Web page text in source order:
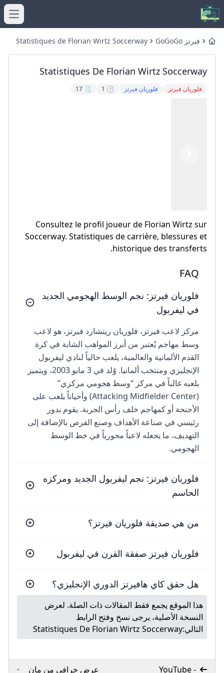
Homeفيرتز GoGoGo Statistiques de Florian Wirtz Soccerway
Statistiques De Florian Wirtz Soccerway
فلوريان فيرتز فلوريان فيرتز 🕒 1
🗒️ 17
Consultez le profil joueur de Florian Wirtz sur
Soccerway. Statistiques de carrière, blessures et
historique des transferts.
FAQ
فلوريان فيرتز: نجم الوسط الهجومي الجديد
في ليفربول
مركز لاعب فيرتز، فلوريان ريتشارد فيرتز، هو لاعب
وسط مهاجم يُعتبر من أبرز المواهب الشابة في كرة
القدم الألمانية والعالمية، يلعب حالياً لنادي ليفربول
الإنجليزي ومنتخب ألمانيا. وُلد في 3 مايو 2003، ويتميز
بلعبه غالباً في مركز “وسط هجومي مركزي”
(Attacking Midfielder Center) وأحياناً يلعب على
الأجنحة أو كمهاجم خلف رأس الحربة. يقوم بدور
رئيسي في صناعة الأهداف وصنع الفرص بالإضافة إلى
التهديف، ما يجعله لاعباً محورياً في خط الوسط
الهجومي.
فلوريان فيرتز: نجم ليفربول الجديد ومركزه
الحاسم
من هي صديقة فلوريان فيرتز؟
فلوريان فيرتز صفقة القرن في ليفربول
هل حقق كاي هافيرتز الدوري الإنجليزي؟
هذا الموقع يجمع فقط المقالات ذات الصلة. لعرض
النسخة الأصلية، يرجى نسخ وفتح الرابط
التالي:Statistiques De Florian Wirtz Soccerway
- YouTube
عرض خرافي من مان